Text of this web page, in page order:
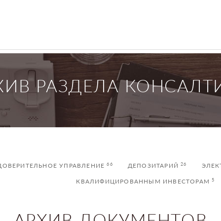
РАЗДЕЛА
УПРАВЛЕНИЕ66 ДЕПОЗИТАРИЙ26
КВАЛИФИЦИРОВАННЫМ ИНВЕСТОРАМ 5